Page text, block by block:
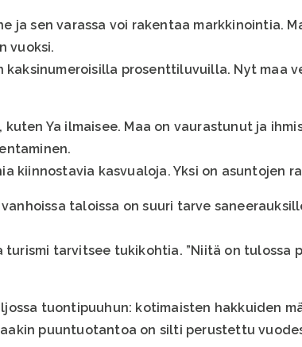
ja sen varassa voi rakentaa markkinointia.
vuoksi.
kaksinumeroisilla prosenttiluvuilla. Nyt maa
kuten Ya ilmaisee. Maa on vaurastunut ja
kiinnostavia kasvualoja. Yksi on asuntojen
taloissa on suuri tarve
turismi tarvitsee tukikohtia. ”Niitä on tulossa
tuontipuuhun: kotimaisten hakkuiden
puuntuotantoa on silti perustettu